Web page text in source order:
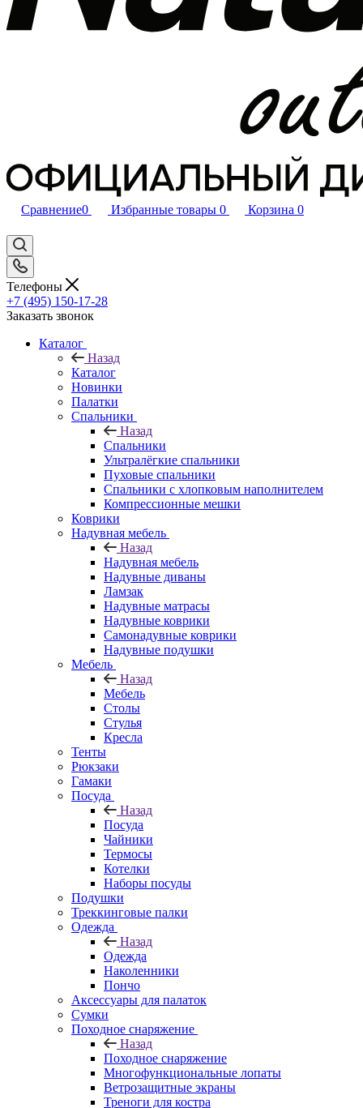
Сравнение0 Избранные товары 0 Корзина 0
Телефоны
+7 (495) 150-17-28
Заказать звонок
Каталог
Назад
Каталог
Новинки
Палатки
Спальники
Назад
Спальники
Ультралёгкие спальники
Пуховые спальники
Спальники с хлопковым наполнителем
Компрессионные мешки
Коврики
Надувная мебель
Назад
Надувная мебель
Надувные диваны
Ламзак
Надувные матрасы
Надувные коврики
Самонадувные коврики
Надувные подушки
Мебель
Назад
Мебель
Столы
Стулья
Кресла
Тенты
Рюкзаки
Гамаки
Посуда
Назад
Посуда
Чайники
Термосы
Котелки
Наборы посуды
Подушки
Треккинговые палки
Одежда
Назад
Одежда
Наколенники
Пончо
Аксессуары для палаток
Сумки
Походное снаряжение
Назад
Походное снаряжение
Многофункциональные лопаты
Ветрозащитные экраны
Треноги для костра